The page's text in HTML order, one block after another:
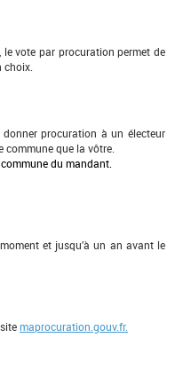
vote par procuration permet de
choix.
procuration à un électeur
commune que la vôtre.
du mandant.
et jusqu’à un an avant le
maprocuration.gouv.fr.